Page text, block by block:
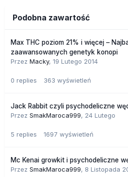
Podobna zawartość
Max THC poziom 21% i więcej –
zaawansowanych genetyk konopi
Przez Macky, 19 Lutego 2014
0 replies 363 wyświetleń
Jack Rabbit czyli psychodeliczne
Przez SmakMaroca999, 24 Lutego
5 replies 1697 wyświetleń
Mc Kenai growkit i psychodeliczne
Przez SmakMaroca999, 8 Listopada